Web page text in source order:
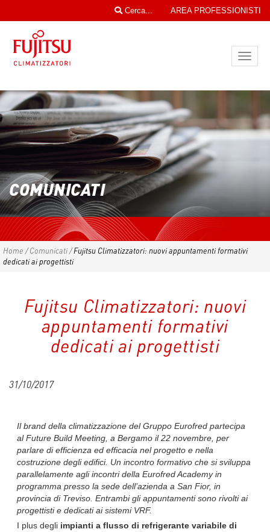
AREA PROFESSIONISTI
Cerca...
COMUNICATI
Home /Comunicati/Fujitsu Climatizzatori: nuovi appuntamenti formativi
dedicati ai progettisti
Fujitsu Climatizzatori: nuovi
appuntamenti formativi
dedicati ai progettisti
31/10/2017
Il brand della climatizzazione del Gruppo Eurofred partecipa
al Future Build Meeting, a Bergamo il 22 novembre, per
parlare di efficienza ed efficacia nel progetto e nella
costruzione degli edifici. Un incontro formativo che si sviluppa
parallelamente agli incontri della Eurofred Academy in
programma presso la sede dell’azienda a San Fior, in
provincia di Treviso. Entrambi gli appuntamenti sono rivolti ai
progettisti e dedicati ai sistemi VRF.
I plus degli impianti a flusso di refrigerante variabile di